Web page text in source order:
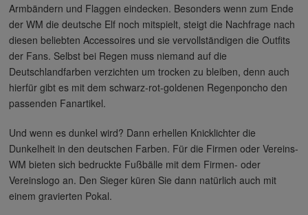
Armbändern und Flaggen eindecken. Besonders wenn zum Ende
der WM die deutsche Elf noch mitspielt, steigt die Nachfrage nach
diesen beliebten Accessoires und sie vervollständigen die Outfits
der Fans. Selbst bei Regen muss niemand auf die
Deutschlandfarben verzichten um trocken zu bleiben, denn auch
hierfür gibt es mit dem schwarz-rot-goldenen Regenponcho den
passenden Fanartikel.
Und wenn es dunkel wird? Dann erhellen Knicklichter die
Dunkelheit in den deutschen Farben. Für die Firmen oder Vereins-
WM bieten sich bedruckte Fußbälle mit dem Firmen- oder
Vereinslogo an. Den Sieger küren Sie dann natürlich auch mit
einem gravierten Pokal.